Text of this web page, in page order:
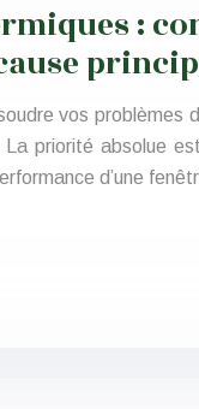
:
vos problèmes
priorité absolue
d’une